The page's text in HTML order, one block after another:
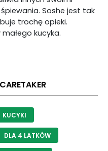
Soshe jest tak
trochę opieki.
kucyka.
KUCYKI
DLA 4 LATKÓW